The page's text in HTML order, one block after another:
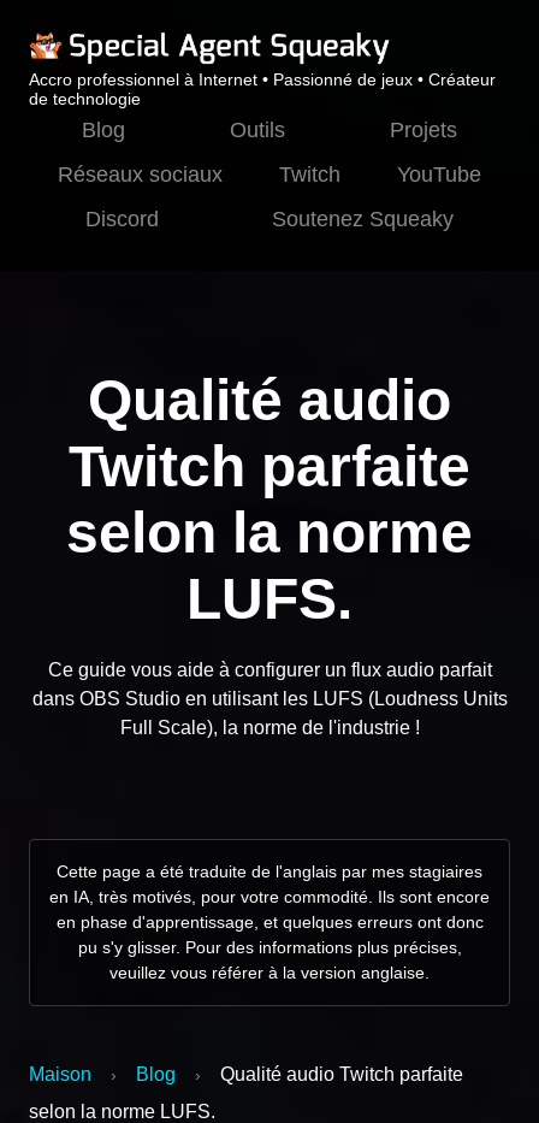
Accro professionnel à Internet • Passionné de jeux • Créateur
de technologie
Blog Outils
Projets
Réseaux sociaux
Twitch
YouTube
Discord
Soutenez Squeaky
Qualité audio
Twitch parfaite
selon la norme
LUFS.
Ce guide vous aide à configurer un flux audio parfait
dans OBS Studio en utilisant les LUFS (Loudness Units
Full Scale), la norme de l'industrie !
Cette page a été traduite de l'anglais par mes stagiaires
en IA, très motivés, pour votre commodité. Ils sont encore
en phase d'apprentissage, et quelques erreurs ont donc
pu s'y glisser. Pour des informations plus précises,
veuillez vous référer à la version anglaise.
Maison › Blog ›
Qualité audio Twitch parfaite
selon la norme LUFS.